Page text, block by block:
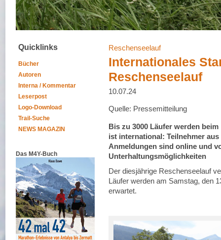
Quicklinks
Bücher
Autoren
Interna / Kommentar
Leserpost
Logo-Download
Trail-Suche
NEWS MAGAZIN
Das M4Y-Buch
Reschenseelauf
Internationales
Reschenseelauf
10.07.24
Quelle: Pressemitteilung
Bis zu 3000 Läufer werden
ist international: Teilnehmer
Anmeldungen sind online und
Unterhaltungsmöglichkeiten
Der diesjährige Reschenseelauf
Läufer werden am Samstag, den
erwartet.